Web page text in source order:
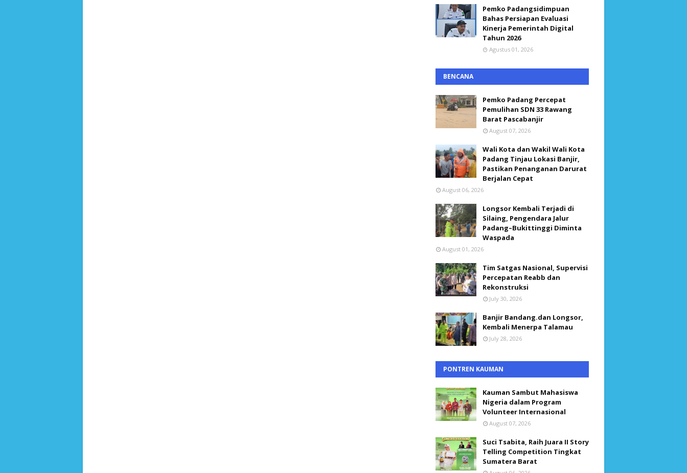
Pemko Padangsidimpuan
Bahas Persiapan Evaluasi
Kinerja Pemerintah Digital
Tahun 2026
Agustus 01, 2026
BENCANA
Pemko Padang Percepat
Pemulihan SDN 33 Rawang
Barat Pascabanjir
August 07, 2026
Wali Kota dan Wakil Wali Kota
Padang Tinjau Lokasi Banjir,
Pastikan Penanganan Darurat
Berjalan Cepat
August 06, 2026
Longsor Kembali Terjadi di
Silaing, Pengendara Jalur
Padang–Bukittinggi Diminta
Waspada
August 01, 2026
Tim Satgas Nasional, Supervisi
Percepatan Reabb dan
Rekonstruksi
July 30, 2026
Banjir Bandang.dan Longsor,
Kembali Menerpa Talamau
July 28, 2026
PONTREN KAUMAN
Kauman Sambut Mahasiswa
Nigeria dalam Program
Volunteer Internasional
August 07, 2026
Suci Tsabita, Raih Juara II Story
Telling Competition Tingkat
Sumatera Barat